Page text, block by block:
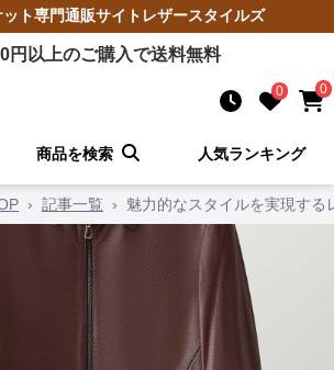
ト専門通販サイト レザースタイルズ
円以上のご購入で送料無料
0 0
商品を検索 人気ランキング
› 記事一覧 › 魅力的なスタイルを実現す